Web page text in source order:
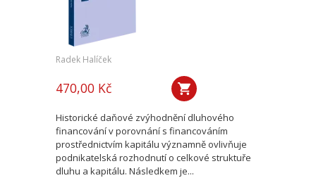
Radek Halíček
470,00 Kč
Historické daňové zvýhodnění dluhového
financování v porovnání s financováním
prostřednictvím kapitálu významně ovlivňuje
podnikatelská rozhodnutí o celkové struktuře
dluhu a kapitálu. Následkem je...